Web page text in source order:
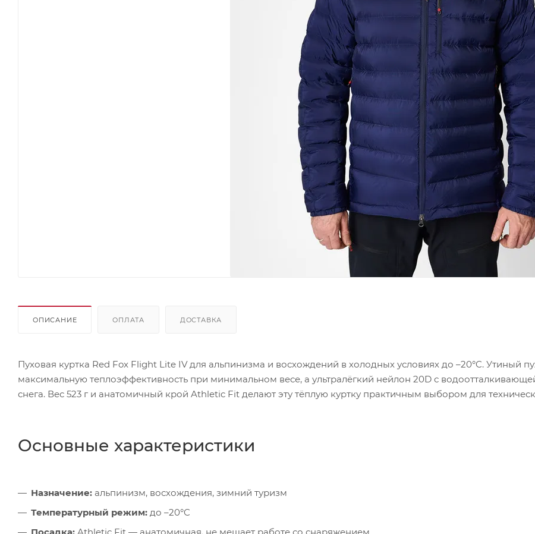
ОПИСАНИЕ ОПЛАТА ДОСТАВКА
Пуховая куртка Red Fox Flight Lite IV для альпинизма и восхождений в холодных условиях до –20°C. Утиный
максимальную теплоэффективность при минимальном весе, а ультралёгкий нейлон 20D с
снега. Вес 523 г и анатомичный крой Athletic Fit делают эту тёплую куртку практичным выбором для
Основные характеристики
Назначение: альпинизм, восхождения, зимний туризм
Температурный режим: до –20°C